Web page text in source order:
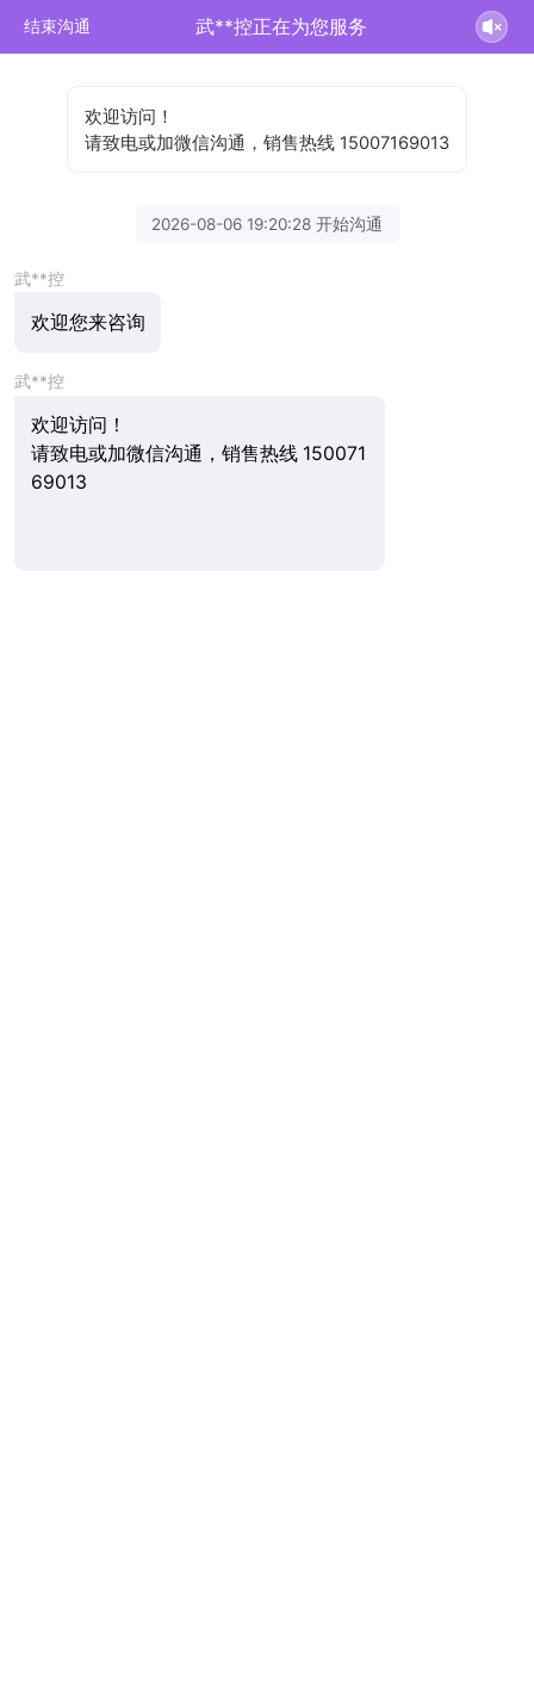
结束沟通 武**控正在为您服务
欢迎访问！
请致电或加微信沟通，销售热线 15007169013
2026-08-06 19:20:28 开始沟通
武**控
欢迎您来咨询
武**控
欢迎访问！
请致电或加微信沟通，销售热线 15007169013